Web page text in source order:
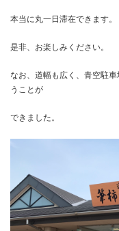
本当に丸一日滞在できます。
是非、お楽しみください。
なお、道幅も広く、青空駐
うことが
できました。